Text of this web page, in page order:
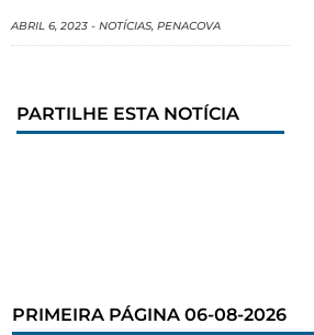
ABRIL 6, 2023 - NOTÍCIAS, PENACOVA
PARTILHE ESTA NOTÍCIA
PRIMEIRA PÁGINA 06-08-2026